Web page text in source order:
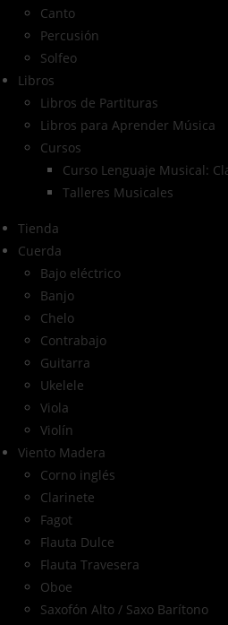
Canto
Percusión
Solfeo
Libros
Libros de Partituras
Libros para Aprender Música
Cursos
Curso Lenguaje Musical:
Talleres Musicales
Tienda
Cuerda
Bajo eléctrico
Banjo
Chelo
Contrabajo
Guitarra
Ukelele
Viola
Violín
Viento Madera
Corno inglés
Clarinete
Fagot
Flauta Dulce
Flauta Travesera
Oboe
Saxofón Alto / Saxo Barítono